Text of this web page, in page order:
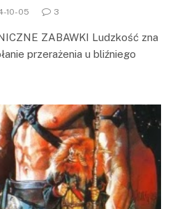
10-05 3
ZABAWKI Ludzkość zna
przerażenia u bliźniego